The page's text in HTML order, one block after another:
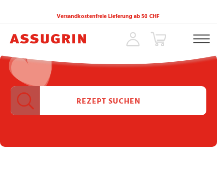
Versandkostenfreie Lieferung ab 50 CHF
ACCUEIL DESSERTS » SEITE 8